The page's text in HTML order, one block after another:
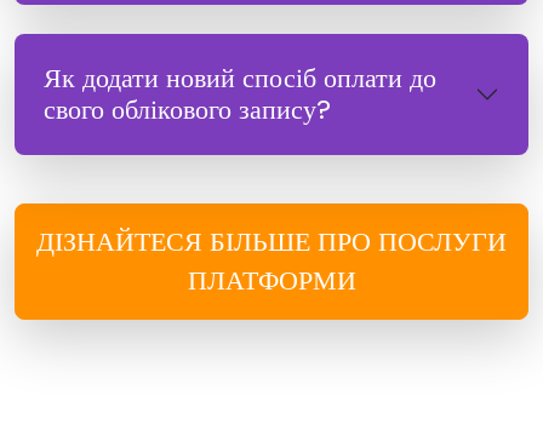
Як додати новий спосіб оплати до
свого облікового запису?
ДІЗНАЙТЕСЯ БІЛЬШЕ ПРО ПОСЛУГИ
ПЛАТФОРМИ